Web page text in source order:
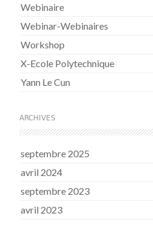
Webinaire
Webinar-Webinaires
Workshop
X-Ecole Polytechnique
Yann Le Cun
ARCHIVES
septembre 2025
avril 2024
septembre 2023
avril 2023